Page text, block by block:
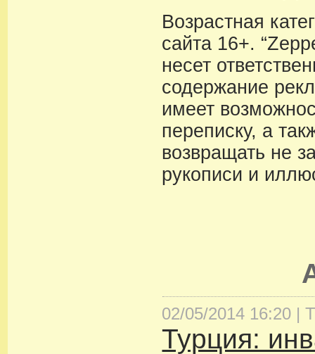
Возрастная
сайта 16+.
несет
содержание
имеет
переписку, а
возвращать не
рукописи и
02/05/2014 16:20 |
Турция: